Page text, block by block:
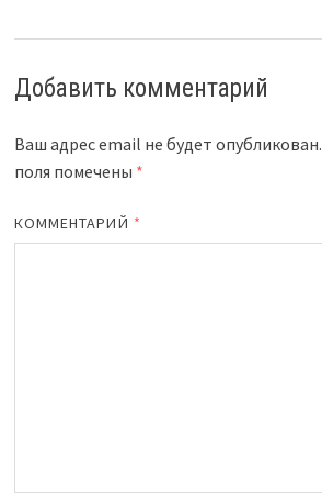
Добавить комментарий
Ваш адрес email не будет опубликован.
поля помечены *
КОММЕНТАРИЙ *